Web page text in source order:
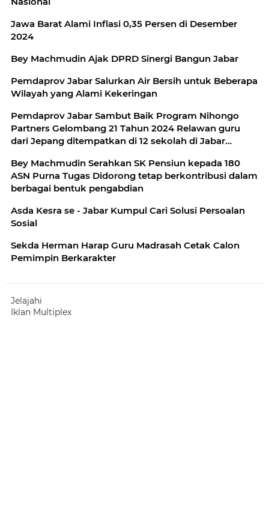
Jawa Barat Alami Inflasi 0,35 Persen di Desember
2024
Bey Machmudin Ajak DPRD Sinergi Bangun Jabar
Pemdaprov Jabar Salurkan Air Bersih untuk Beberapa
Wilayah yang Alami Kekeringan
Pemdaprov Jabar Sambut Baik Program Nihongo
Partners Gelombang 21 Tahun 2024 Relawan guru
dari Jepang ditempatkan di 12 sekolah di Jabar
Bey Machmudin Serahkan SK Pensiun kepada 180
ASN Purna Tugas Didorong tetap berkontribusi dalam
berbagai bentuk pengabdian
Asda Kesra se - Jabar Kumpul Cari Solusi Persoalan
Sosial
Sekda Herman Harap Guru Madrasah Cetak Calon
Pemimpin Berkarakter
Jelajahi
Iklan Multiplex